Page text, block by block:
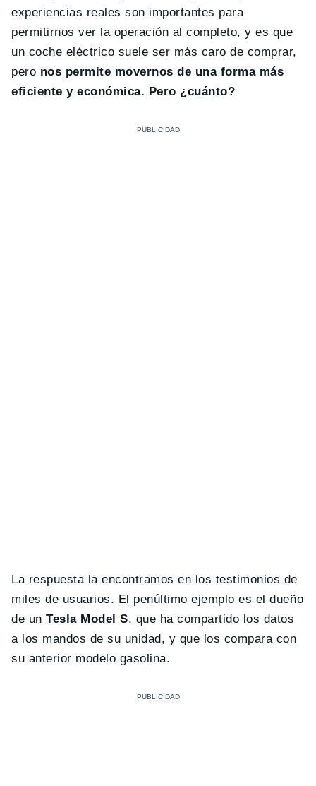
experiencias reales son importantes para
permitirnos ver la operación al completo, y es que
un coche eléctrico suele ser más caro de comprar,
pero nos permite movernos de una forma más
eficiente y económica. Pero ¿cuánto?
La respuesta la encontramos en los testimonios de
miles de usuarios. El penúltimo ejemplo es el dueño
de unTesla Model S, que ha compartido los datos
a los mandos de su unidad, y que los compara con
su anterior modelo gasolina.